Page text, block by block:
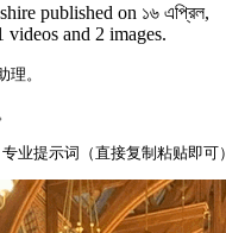
published on ১৬ এপ্রিল,
and 2 images.
。
提示词（直接复制粘贴即